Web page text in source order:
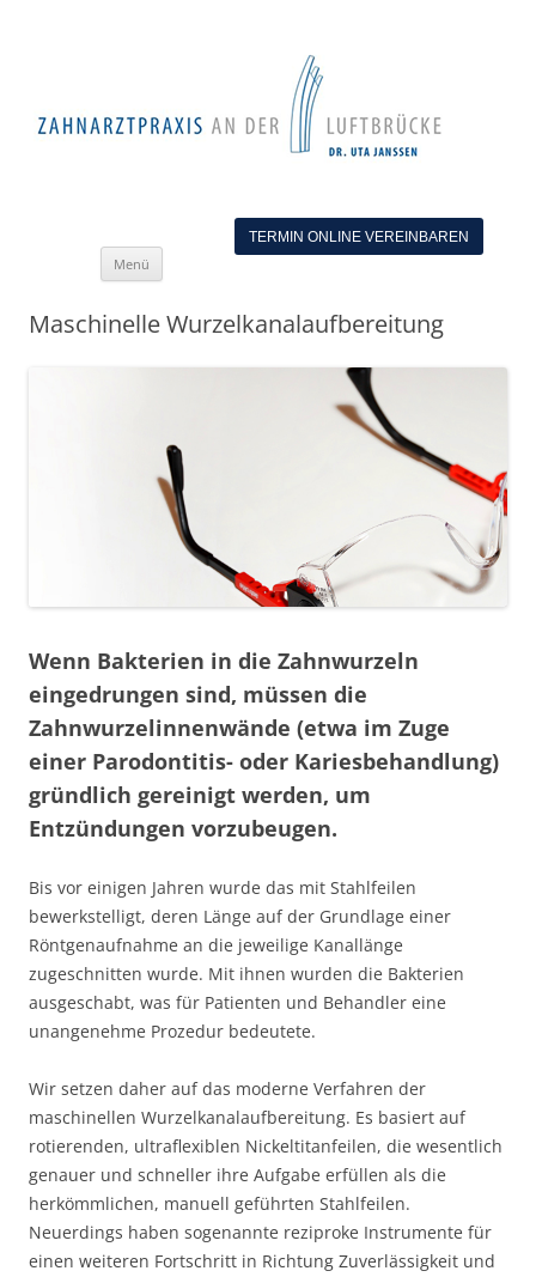
TERMIN ONLINE VEREINBAREN
Menü
Maschinelle Wurzelkanalaufbereitung
Wenn Bakterien in die Zahnwurzeln
eingedrungen sind, müssen die
Zahnwurzelinnenwände (etwa im Zuge
einer Parodontitis- oder Kariesbehandlung)
gründlich gereinigt werden, um
Entzündungen vorzubeugen.
Bis vor einigen Jahren wurde das mit Stahlfeilen
bewerkstelligt, deren Länge auf der Grundlage einer
Röntgenaufnahme an die jeweilige Kanallänge
zugeschnitten wurde. Mit ihnen wurden die Bakterien
ausgeschabt, was für Patienten und Behandler eine
unangenehme Prozedur bedeutete.
Wir setzen daher auf das moderne Verfahren der
maschinellen Wurzelkanalaufbereitung. Es basiert auf
rotierenden, ultraflexiblen Nickeltitanfeilen, die wesentlich
genauer und schneller ihre Aufgabe erfüllen als die
herkömmlichen, manuell geführten Stahlfeilen.
Neuerdings haben sogenannte reziproke Instrumente für
einen weiteren Fortschritt in Richtung Zuverlässigkeit und